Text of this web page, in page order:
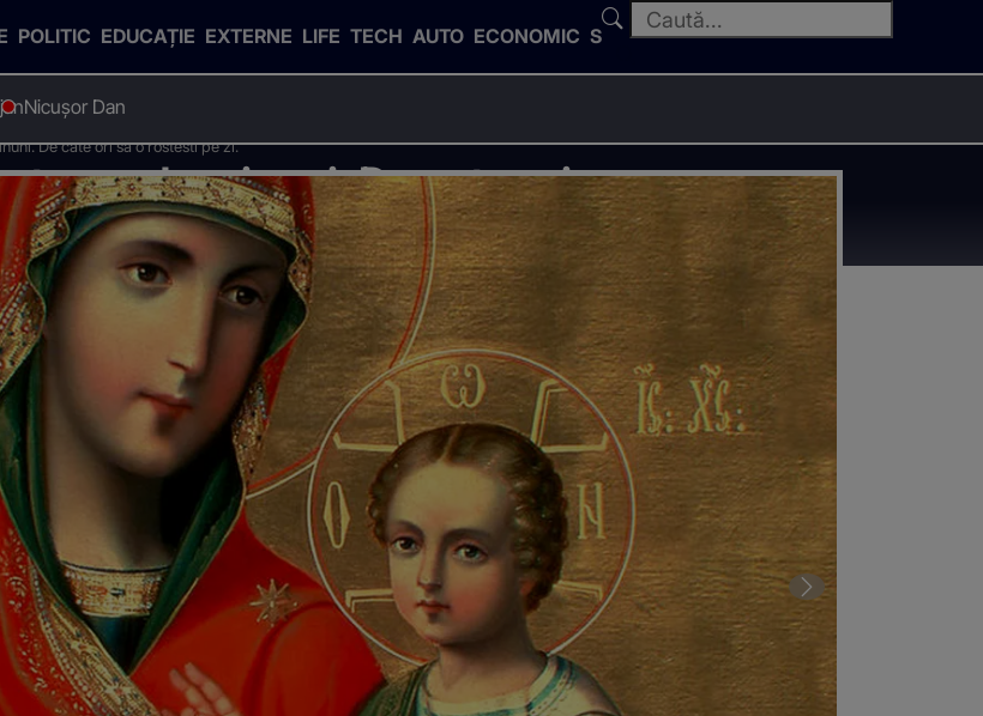
POLITIC EDUCAȚIE EXTERNE LIFE TECH AUTO ECONOMIC SPORT
Nicușor Dan
De cate ori sa o rostesti pe zi.
de minuni. De cate ori sa o